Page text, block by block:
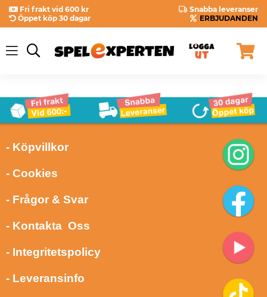
Fri frakt vid 600 kr
Snabba leveranser
Öppet köp 30 dagar
ERBJUDANDEN
- Köpvillkor
- Cookies
- Frågor & Svar
- Kontakta Oss
- Integritetspolicy
- Leveransinfo